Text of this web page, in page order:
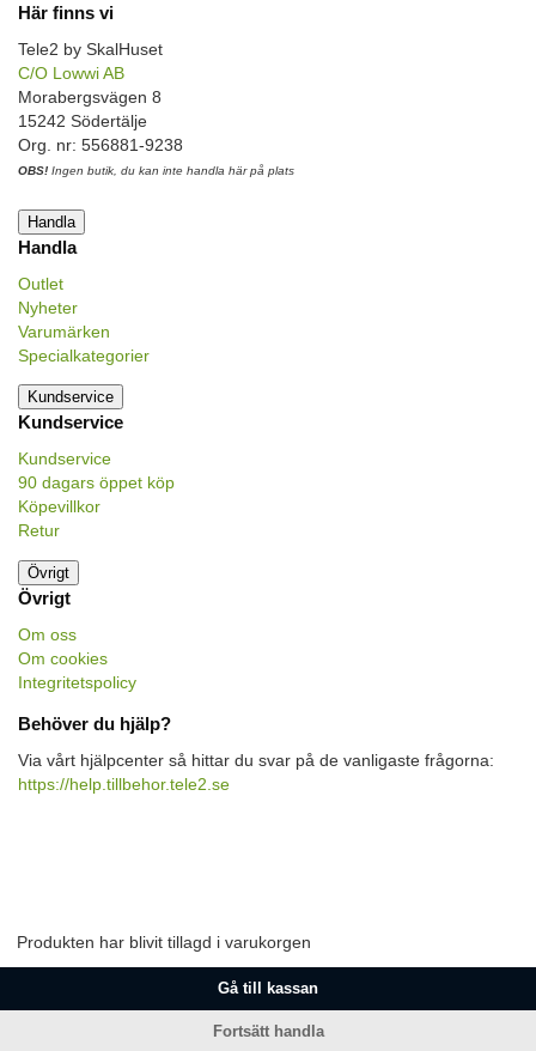
Här finns vi
Tele2 by SkalHuset
C/O Lowwi AB
Morabergsvägen 8
15242 Södertälje
Org. nr: 556881-9238
OBS! Ingen butik, du kan inte handla här på plats
Handla
Handla
Outlet
Nyheter
Varumärken
Specialkategorier
Kundservice
Kundservice
Kundservice
90 dagars öppet köp
Köpevillkor
Retur
Övrigt
Övrigt
Om oss
Om cookies
Integritetspolicy
Behöver du hjälp?
Via vårt hjälpcenter så hittar du svar på de vanligaste frågorna:
https://help.tillbehor.tele2.se
Produkten har blivit tillagd i varukorgen
Gå till kassan
Fortsätt handla